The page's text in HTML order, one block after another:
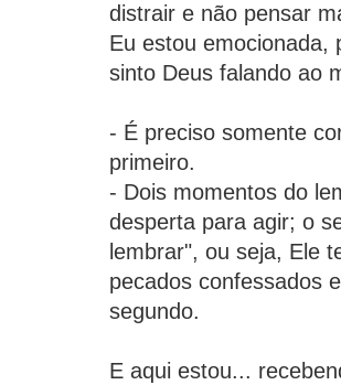
distrair e não pensar
Eu estou emocionada,
sinto Deus falando ao
- É preciso somente
primeiro.
- Dois momentos do
desperta para agir; o
lembrar", ou seja, Ele
pecados confessados
segundo.
E aqui estou...